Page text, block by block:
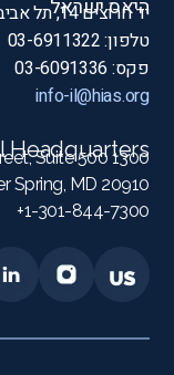
היאס ישראל
יד חרוצים 14, תל אביב 6770007
טלפון: 03-6911322
פקס: 03-6091336
info-il@hias.org
Headquarters
1300 Spring Street, Suite 500
Spring, MD 20910
1-301-844-7300+